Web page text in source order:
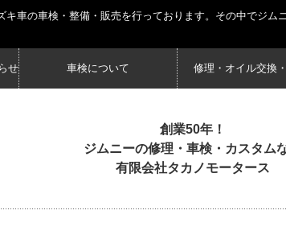
車の車検・整備・販売を行っております。その中でジ
せ 車検について 修理・オイル交換
創業50年！
ジムニーの修理・車検・カスタム
有限会社タカノモータース